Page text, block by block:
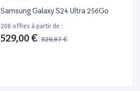
Samsung Galaxy S24 Ultra 256Go
208 offres à partir de :
529,00 € 829,97 €